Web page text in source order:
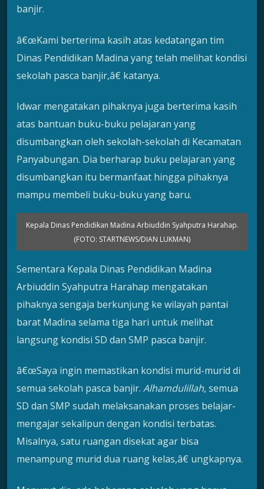
banjir.
â€œKami berterima kasih atas kedatangan tim
Dinas Pendidikan Madina yang telah melihat kondisi
sekolah pasca banjir,â€ katanya.
Idwar mengatakan pihaknya juga berterima kasih
atas bantuan buku-buku pelajaran yang
disumbangkan oleh sekolah-sekolah di Kecamatan
Panyabungan. Dia berharap buku pelajaran yang
disumbangkan itu bermanfaat hingga pihaknya
mampu membeli buku-buku yang baru.
Kepala Dinas Pendidikan Madina Arbiuddin Syahputra Harahap.
(FOTO: STARTNEWS/DIAN LUKMAN)
Sementara Kepala Dinas Pendidikan Madina
Arbiuddin Syahputra Harahap mengatakan
pihaknya sengaja berkunjung ke wilayah pantai
barat Madina selama tiga hari untuk melihat
langsung kondisi SD dan SMP pasca banjir.
â€œSaya ingin memastikan kondisi murid-murid di
semua sekolah pasca banjir. Alhamdulillah, semua
SD dan SMP sudah melaksanakan proses belajar-
mengajar sekalipun dengan kondisi terbatas.
Misalnya, satu ruangan disekat agar bisa
menampung murid dua ruang kelas,â€ ungkapnya.